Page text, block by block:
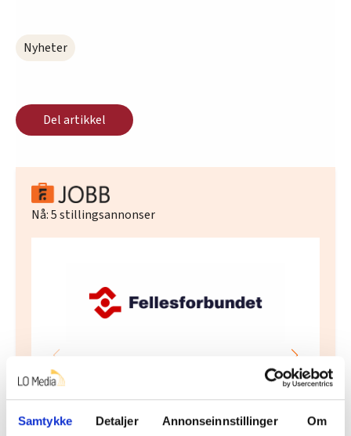
Samtykke Detaljer Annonseinnstillinger Om
Nyheter
Del artikkel
Nå:5stillingsannonser
Regionleder Region Indre Øst
Fellesforbundet
Moelv